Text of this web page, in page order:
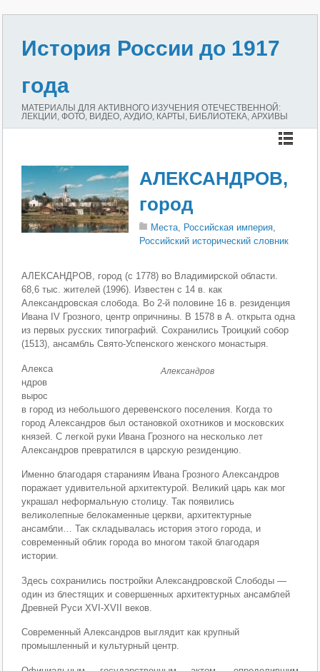
История России до 1917
года
МАТЕРИАЛЫ ДЛЯ АКТИВНОГО ИЗУЧЕНИЯ ОТЕЧЕСТВЕННОЙ:
ЛЕКЦИИ, ФОТО, ВИДЕО, АУДИО, КАРТЫ, БИБЛИОТЕКА, АРХИВЫ
АЛЕКСАНДРОВ,
город
Места, Российская империя,
Российский исторический словник
АЛЕКСАНДРОВ, город (с 1778) во Владимирской области.
68,6 тыс. жителей (1996). Известен с 14 в. как
Александровская слобода. Во 2-й половине 16 в. резиденция
Ивана IV Грозного, центр опричнины. В 1578 в А. открыта одна
из первых русских типографий. Сохранились Троицкий собор
(1513), ансамбль Свято-Успенского женского монастыря.
Александров
Алекса
ндров
вырос
в город из небольшого деревенского поселения. Когда то
город Александров был остановкой охотников и московских
князей. С легкой руки Ивана Грозного на несколько лет
Александров превратился в царскую резиденцию.
Именно благодаря стараниям Ивана Грозного Александров
поражает удивительной архитектурой. Великий царь как мог
украшал неформальную столицу. Так появились
великолепные белокаменные церкви, архитектурные
ансамбли… Так складывалась история этого города, и
современный облик города во многом такой благодаря
истории.
Здесь сохранились постройки Александровской Слободы —
один из блестящих и совершенных архитектурных ансамблей
Древней Руси XVI-XVII веков.
Современный Александров выглядит как крупный
промышленный и культурный центр.